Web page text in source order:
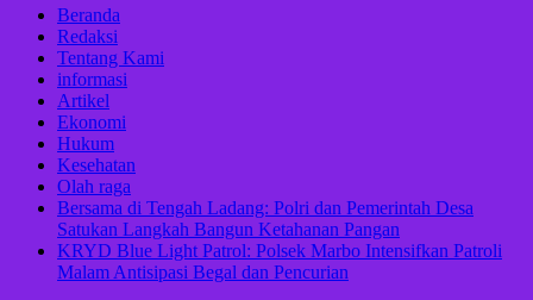
Beranda
Redaksi
Tentang Kami
informasi
Artikel
Ekonomi
Hukum
Kesehatan
Olah raga
Bersama di Tengah Ladang: Polri dan Pemerintah Desa
Satukan Langkah Bangun Ketahanan Pangan
KRYD Blue Light Patrol: Polsek Marbo Intensifkan Patroli
Malam Antisipasi Begal dan Pencurian